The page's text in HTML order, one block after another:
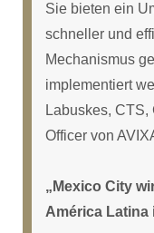
Sie bieten ein
schneller und
Mechanismus
implementiert
Labuskes,
Officer von
„Mexico City
América Latina